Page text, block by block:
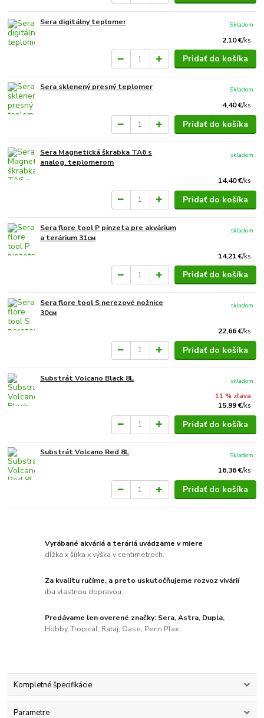
Sera digitálny teplomer
2,10 €/ks
Skladom
Pridať do košíka
Sera sklenený presný teplomer
4,40 €/ks
Skladom
Pridať do košíka
Sera Magnetická škrabka TA6 s
analog. teplomerom
14,40 €/ks
skladom
Pridať do košíka
Sera flore tool P pinzeta pre akvárium
a terárium 31см
14,21 €/ks
skladom
Pridať do košíka
Sera flore tool S nerezové nožnice
30см
22,66 €/ks
skladom
Pridať do košíka
Substrát Volcano Black 8L
11 % zľava
15,99 €/ks
skladom
Pridať do košíka
Substrát Volcano Red 8L
16,36 €/ks
Skladom
Pridať do košíka
Vyrábané akváriá a teráriá uvádzame v miere
dĺžka x šírka x výška v centimetroch.
Za kvalitu ručíme, a preto uskutočňujeme rozvoz vivárií
iba vlastnou dopravou.
Predávame len overené značky: Sera, Astra, Dupla,
Hobby, Tropical, Rataj, Oase, Penn Plax...
Kompletné špecifikácie
Parametre